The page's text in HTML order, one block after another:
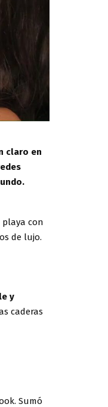
claro en
playa con
de lujo.
y
caderas
Sumó